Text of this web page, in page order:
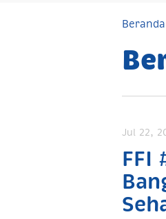
Beranda
Jul 22,
FFI